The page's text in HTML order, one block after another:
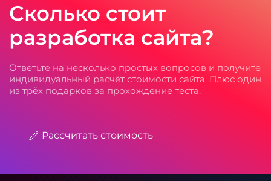
Сколько стоит
разработка сайта?
Ответьте на несколько простых вопросов и получите
индивидуальный расчёт стоимости сайта. Плюс один
из трёх подарков за прохождение теста.
Рассчитать стоимость